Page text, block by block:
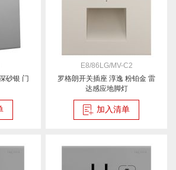
砂银 门
E8/86LG/MV-C2
罗格朗开关插座 淳逸 粉铂金 雷
达感应地脚灯
加入清单